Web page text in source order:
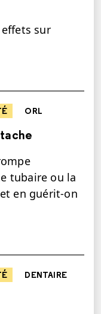
effets sur
ORL
tubaire ou la
en guérit-on
DENTAIRE